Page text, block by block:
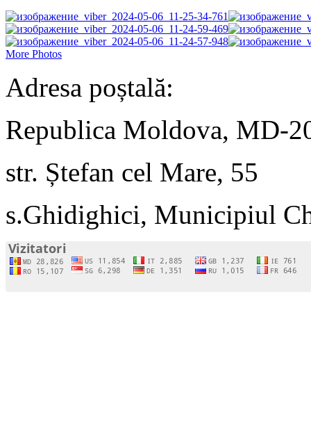
More Photos
Adresa poștală:
Republica Moldova, MD-
str. Ștefan cel Mare, 55
s.Ghidighici, Municipiul